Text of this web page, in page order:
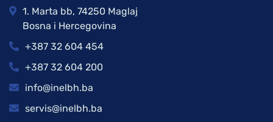
1. Marta bb, 74250 Maglaj
Bosna i Hercegovina
+387 32 604 454
+387 32 604 200
info@inelbh.ba
servis@inelbh.ba